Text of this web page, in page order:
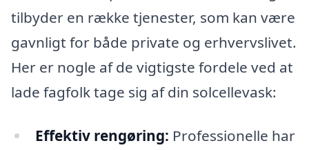
tilbyder en række tjenester, som kan være
gavnligt for både private og erhvervslivet.
Her er nogle af de vigtigste fordele ved at
lade fagfolk tage sig af din solcellevask:
Effektiv rengøring: Professionelle har